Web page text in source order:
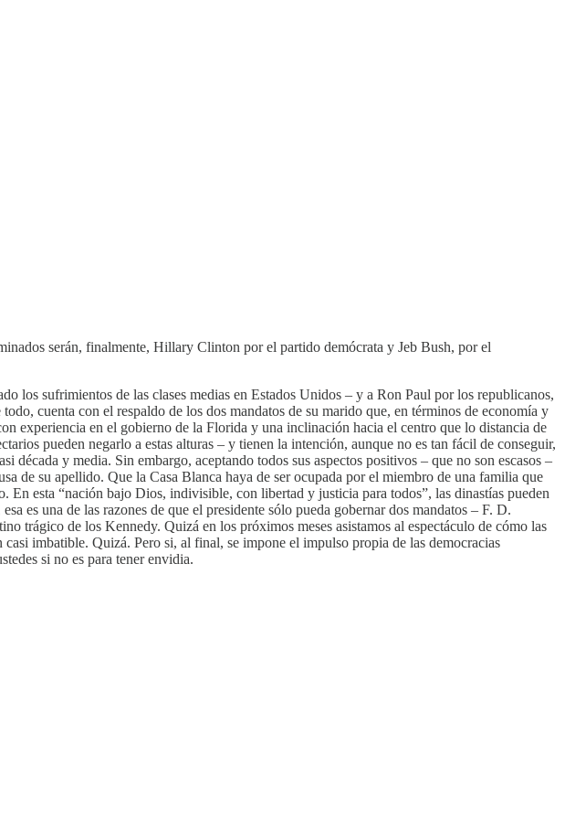
serán, finalmente, Hillary Clinton por el partido demócrata y Jeb Bush, por el
los sufrimientos de las clases medias en Estados Unidos – y a Ron Paul por los republicanos,
cuenta con el respaldo de los dos mandatos de su marido que, en términos de economía y
experiencia en el gobierno de la Florida y una inclinación hacia el centro que lo distancia de
pueden negarlo a estas alturas – y tienen la intención, aunque no es tan fácil de conseguir,
y media. Sin embargo, aceptando todos sus aspectos positivos – que no son escasos –
de su apellido. Que la Casa Blanca haya de ser ocupada por el miembro de una familia que
En esta “nación bajo Dios, indivisible, con libertad y justicia para todos”, las dinastías pueden
es una de las razones de que el presidente sólo pueda gobernar dos mandatos – F. D.
trágico de los Kennedy. Quizá en los próximos meses asistamos al espectáculo de cómo las
imbatible. Quizá. Pero si, al final, se impone el impulso propia de las democracias
si no es para tener envidia.